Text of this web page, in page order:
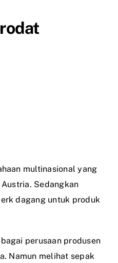
multinasional yang
Sedangkan
dagang untuk produk
perusaan produsen
Namun melihat sepak